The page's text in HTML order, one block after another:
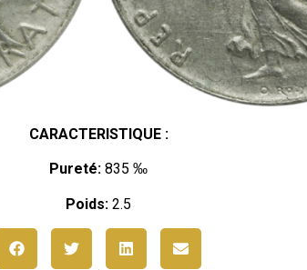
CARACTERISTIQUE :
Pureté: 835 ‰
Poids: 2.5